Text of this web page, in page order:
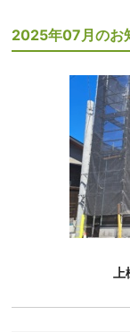
2025年07月のお